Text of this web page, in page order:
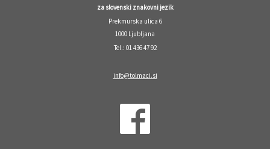
za slovenski znakovni jezik
Prekmurska ulica 6
1000 Ljubljana
Tel.: 01 436 47 92
info@tolmaci.si